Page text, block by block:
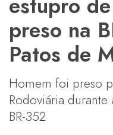
preso na
Patos de
Homem foi preso
Rodoviária
BR-352